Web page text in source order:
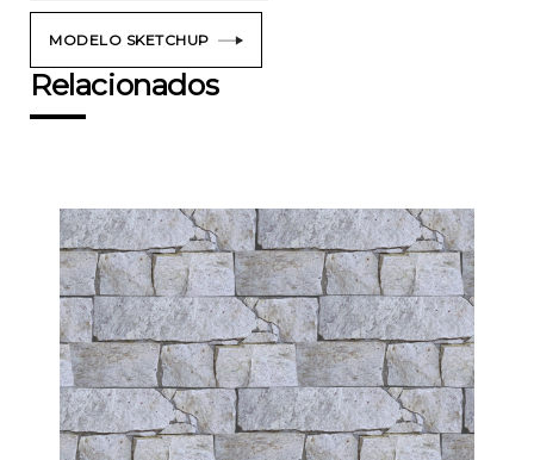
MODELO SKETCHUP
Relacionados